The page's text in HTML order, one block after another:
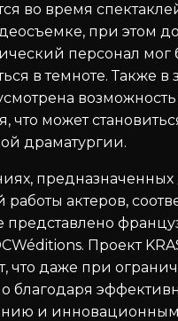
во время
при этом
персонал мог
в темноте. Также в
что может
драматургии.
предназначенных
работы актеров,
представлено
Проект
что даже при
благодаря
и